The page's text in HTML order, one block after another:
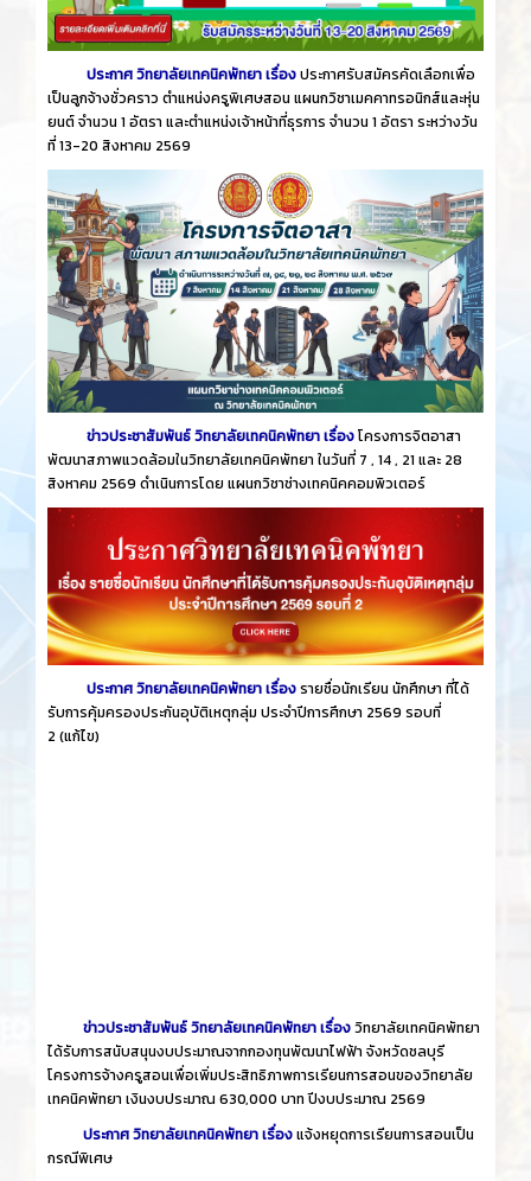
ประกาศ วิทยาลัยเทคนิคพัทยา เรื่องประกาศรับสมัครคัดเลือกเพื่อ
เป็นลูกจ้างชั่วคราว ตำแหน่งครูพิเศษสอน แผนกวิชาเมคคาทรอนิกส์และหุ่น
ยนต์ จำนวน 1 อัตรา และตำแหน่งเจ้าหน้าที่ธุรการ จำนวน 1 อัตรา ระหว่างวัน
ที่ 13-20 สิงหาคม 2569
ข่าวประชาสัมพันธ์ วิทยาลัยเทคนิคพัทยา เรื่องโครงการจิตอาสา
พัฒนาสภาพแวดล้อมในวิทยาลัยเทคนิคพัทยา ในวันที่ 7 , 14 , 21 และ 28
สิงหาคม 2569 ดำเนินการโดย แผนกวิชาช่างเทคนิคคอมพิวเตอร์
ประกาศ วิทยาลัยเทคนิคพัทยา เรื่องรายชื่อนักเรียน นักศึกษา ที่ได้
รับการคุ้มครองประกันอุบัติเหตุกลุ่ม ประจำปีการศึกษา 2569 รอบที่
2 (แก้ไข)
ข่าวประชาสัมพันธ์ วิทยาลัยเทคนิคพัทยา เรื่องวิทยาลัยเทคนิคพัทยา
ได้รับการสนับสนุนงบประมาณจากกองทุนพัฒนาไฟฟ้า จังหวัดชลบุรี
โครงการจ้างครูสอนเพื่อเพิ่มประสิทธิภาพการเรียนการสอนของวิทยาลัย
เทคนิคพัทยา เงินงบประมาณ 630,000 บาท ปีงบประมาณ 2569
ประกาศ วิทยาลัยเทคนิคพัทยา เรื่องแจ้งหยุดการเรียนการสอนเป็น
กรณีพิเศษ